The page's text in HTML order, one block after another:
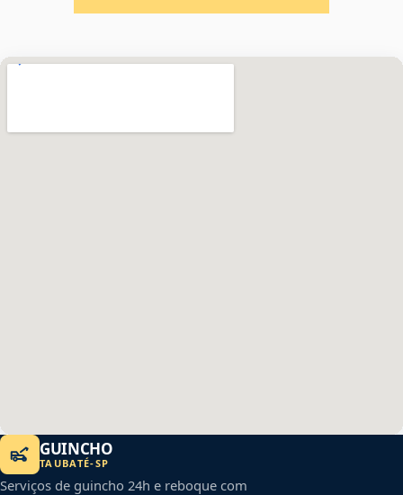
GUINCHO
TAUBATÉ-SP
Serviços de guincho 24h e reboque com